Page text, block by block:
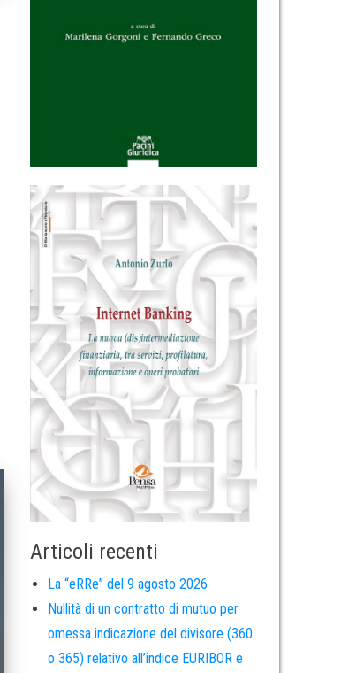
Articoli recenti
La “eRRe” del 9 agosto 2026
Nullità di un contratto di mutuo per
omessa indicazione del divisore (360
o 365) relativo all’indice EURIBOR e